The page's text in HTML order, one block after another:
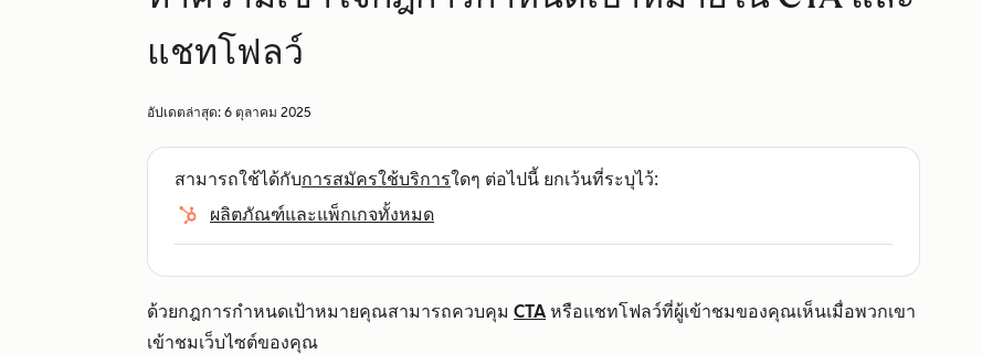
แชทโฟลว์
อัปเดตล่าสุด: 6 ตุลาคม 2025
สามารถใช้ได้กับการสมัครใช้บริการใดๆ ต่อไปนี้ ยกเว้นที่ระบุไว้:
ผลิตภัณฑ์และแพ็กเกจทั้งหมด
ด้วยกฎการกำหนดเป้าหมายคุณสามารถควบคุม CTA หรือแชทโฟลว์ที่ผู้เข้าชมของคุณเห็นเมื่อพวกเขา
เข้าชมเว็บไซต์ของคุณ